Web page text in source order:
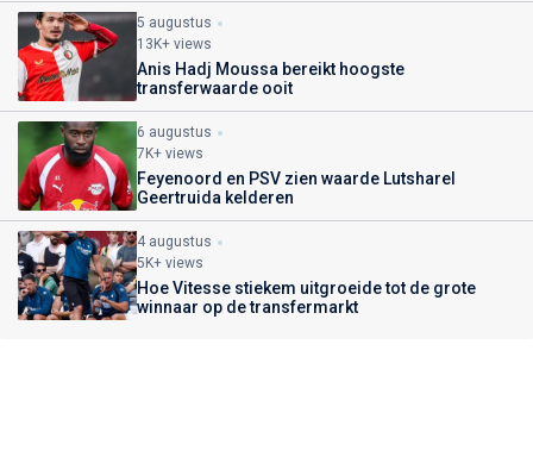
5 augustus
13K+ views
Anis Hadj Moussa bereikt hoogste
transferwaarde ooit
6 augustus
7K+ views
Feyenoord en PSV zien waarde Lutsharel
Geertruida kelderen
4 augustus
5K+ views
Hoe Vitesse stiekem uitgroeide tot de grote
winnaar op de transfermarkt